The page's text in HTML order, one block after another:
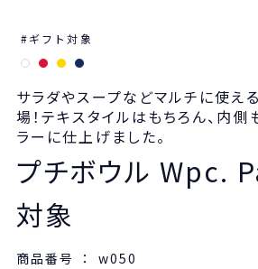
ギフト対象
サラダやスープなどマルチに使え
場！テキスタイルはもちろん、内
ラーに仕上げました。
プチボウル Wpc.
対象
商品番号 w050